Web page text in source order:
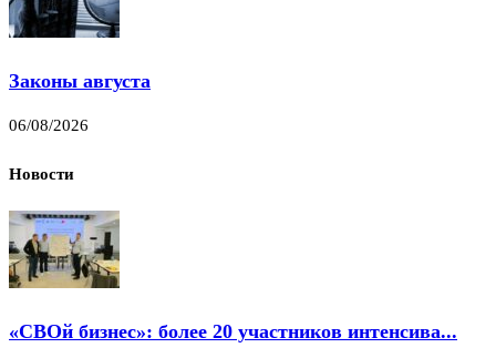
Законы августа
06/08/2026
Новости
«СВОй бизнес»: более 20 участников интенсива...